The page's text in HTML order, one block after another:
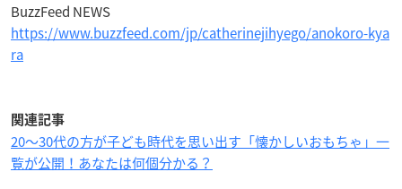
BuzzFeed NEWS
https://www.buzzfeed.com/jp/catherinejihyego/anokoro-kya
ra
関連記事
20〜30代の方が子ども時代を思い出す「懐かしいおもちゃ」一
覧が公開！あなたは何個分かる？